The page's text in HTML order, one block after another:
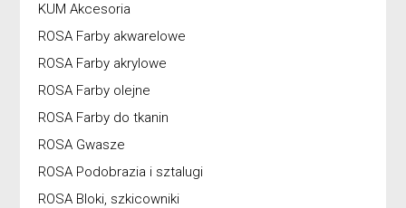
KUM Akcesoria
ROSA Farby akwarelowe
ROSA Farby akrylowe
ROSA Farby olejne
ROSA Farby do tkanin
ROSA Gwasze
ROSA Podobrazia i sztalugi
ROSA Bloki, szkicowniki